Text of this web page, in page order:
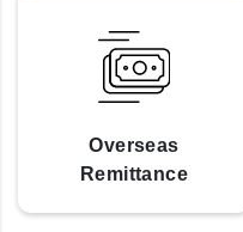
Overseas
Remittance